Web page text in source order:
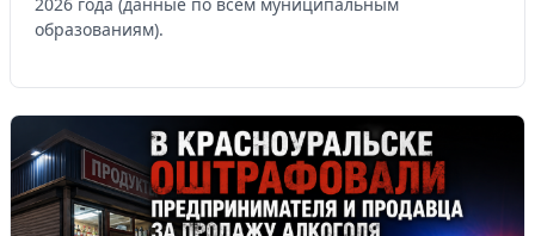
образованиям).